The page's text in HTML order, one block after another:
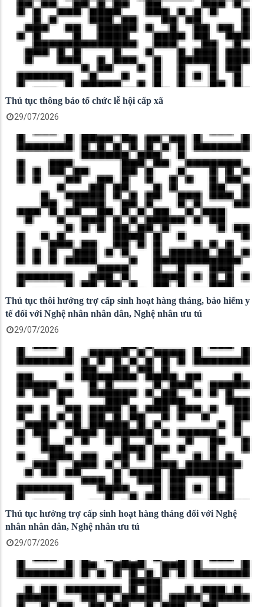
Thủ tục thông báo tổ chức lễ hội cấp xã
29/07/2026
Thủ tục thôi hưởng trợ cấp sinh hoạt hàng tháng, bảo hiểm y
tế đối với Nghệ nhân nhân dân, Nghệ nhân ưu tú
29/07/2026
Thủ tục hưởng trợ cấp sinh hoạt hàng tháng đối với Nghệ
nhân nhân dân, Nghệ nhân ưu tú
29/07/2026